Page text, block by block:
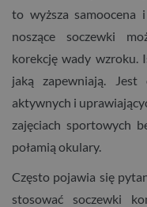
to wyższa samoocena
noszące soczewki
korekcję wady wzroku.
jaką zapewniają.
aktywnych i
zajęciach sportowych
połamią okulary.
Często pojawia się
stosować soczewki